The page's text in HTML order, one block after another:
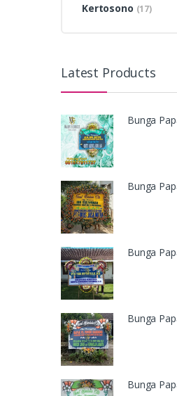
Kertosono (17)
Latest Products
Bunga
Bunga
Bunga
Bunga
Bunga